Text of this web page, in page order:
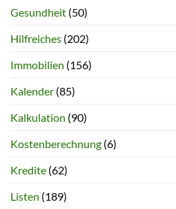
Gesundheit (50)
Hilfreiches (202)
Immobilien (156)
Kalender (85)
Kalkulation (90)
Kostenberechnung (6)
Kredite (62)
Listen (189)